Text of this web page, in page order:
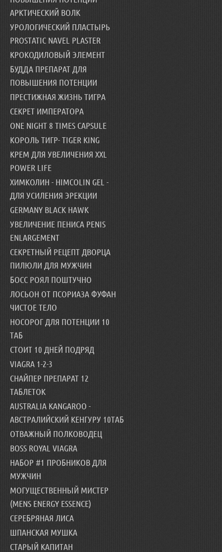
АРКТИЧЕСКИЙ ВОЛК
УРОЛОГИЧЕСКИЙ ПЛАСТЫРЬ
PROSTATIC NAVEL PLASTER
КРОКОДИЛОВЫЙ ЭЛЕМЕНТ
БУДДА ПРЕПАРАТ ДЛЯ
ПОВЫШЕНИЯ ПОТЕНЦИИ
ПРЕСТИЖНАЯ ЖИЗНЬ ТИГРА
СЕКРЕТ ИМПЕРАТОРА
ONE NIGHT 8 TIMES CAPSULE
КОРОЛЬ ТИГР- TIGER KING
КРЕМ ДЛЯ УВЕЛИЧЕНИЯ XXL
POWER LIFE
ХИМКОЛИН - HIMCOLIN GEL -
ДЛЯ УСИЛЕНИЯ ЭРЕКЦИИ
GERMANY BLACK HAWK
УВЕЛИЧЕНИЕ ПЕНИСА PENIS
ENLARGEMENT
СЕКРЕТНЫЙ РЕЦЕПТ ДВОРЦА
ПИЛЮЛИ ДЛЯ МУЖЧИН
БОСС РОЯЛ ПОШТУЧНО
ЛОСЬОН ОТ ПСОРИАЗА ФУФАН
ЧИСТОЕ ТЕЛО
НОСОРОГ ДЛЯ ПОТЕНЦИИ 10
ТАБ
СТОИТ 10 ДНЕЙ ПОДРЯД
VIAGRA 1-2-3
СНАЙПЕР ПРЕПАРАТ 12
ТАБЛЕТОК
AUSTRALIA KANGAROO -
АВСТРАЛИЙСКИЙ КЕНГУРУ 10ТАБ
ОТВАЖНЫЙ ПОЛКОВОДЕЦ
BOSS ROYAL VIAGRA
НАБОР #1 ПРОБНИКОВ ДЛЯ
МУЖЧИН
МОГУЩЕСТВЕННЫЙ МИСТЕР
(MENS ENERGY ESSENCE)
СЕРЕБРЯНАЯ ЛИСА
ШПАНСКАЯ МУШКА
СТАРЫЙ КАПИТАН